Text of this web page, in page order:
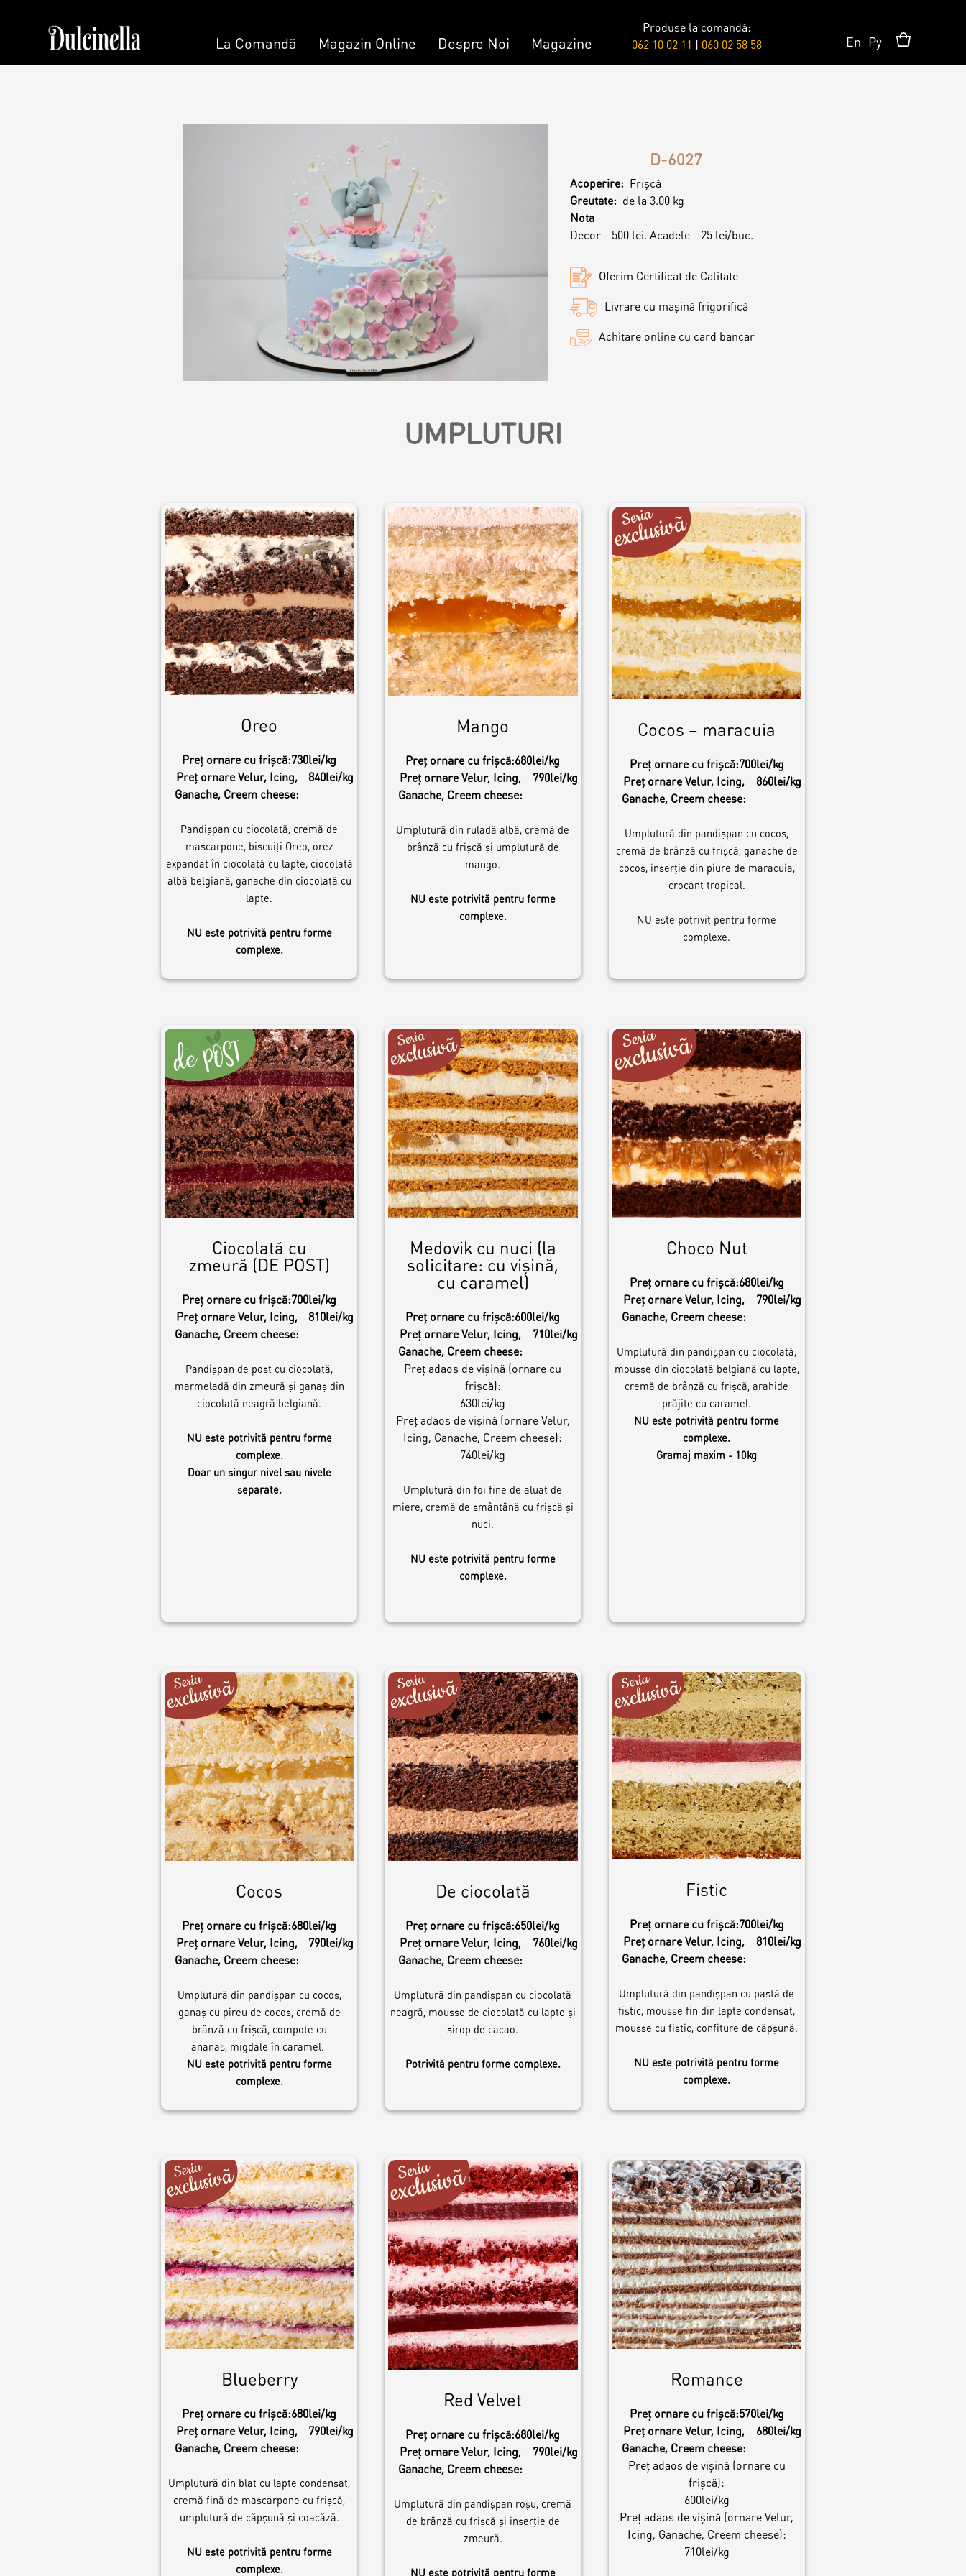
La Comandă
Bento cake
Colaci
Umpluturi
Candy Bar
Biscuiți personalizați
Magazin Online
Torturi
Prăjituri
Bomboane
Despre Noi Magazine
Produse la comandă:
062 10 02 11 | 060 02 58 58 En Ру
D-6027
Acoperire: Frişcă
Greutate: de la 3.00 kg
Nota
Decor - 500 lei. Acadele - 25 lei/buc.
Oferim Certificat de Calitate
Livrare cu mașină frigorifică
Achitare online cu card bancar
UMPLUTURI
Oreo
Preț ornare cu frișcă:730lei/kg
Preț ornare Velur, Icing,
Ganache, Creem cheese:
840lei/kg
Pandișpan cu ciocolată, cremă de
mascarpone, biscuiți Oreo, orez
expandat în ciocolată cu lapte, ciocolată
albă belgiană, ganache din ciocolată cu
lapte.
NU este potrivită pentru forme
complexe.
Mango
Preț ornare cu frișcă:680lei/kg
Preț ornare Velur, Icing,
Ganache, Creem cheese:
790lei/kg
Umplutură din ruladă albă, cremă de
brânză cu frişcă şi umplutură de
mango.
NU este potrivită pentru forme
complexe.
Cocos – maracuia
Preț ornare cu frișcă:700lei/kg
Preț ornare Velur, Icing,
Ganache, Creem cheese:
860lei/kg
Umplutură din pandișpan cu cocos,
cremă de brânză cu frișcă, ganache de
cocos, inserție din piure de maracuia,
crocant tropical.
NU este potrivit pentru forme
complexe.
Ciocolată cu
zmeură (DE POST)
Preț ornare cu frișcă:700lei/kg
Preț ornare Velur, Icing,
Ganache, Creem cheese:
810lei/kg
Pandișpan de post cu ciocolată,
marmeladă din zmeură și ganaș din
ciocolată neagră belgiană.
NU este potrivită pentru forme
complexe.
Doar un singur nivel sau nivele
separate.
Medovik cu nuci (la
solicitare: cu vișină,
cu caramel)
Preț ornare cu frișcă:600lei/kg
Preț ornare Velur, Icing,
Ganache, Creem cheese:
710lei/kg
Preț adaos de vișină (ornare cu
frișcă):
630lei/kg
Preț adaos de vișină (ornare Velur,
Icing, Ganache, Creem cheese):
740lei/kg
Umplutură din foi fine de aluat de
miere, cremă de smântână cu frișcă și
nuci.
NU este potrivită pentru forme
complexe.
Choco Nut
Preț ornare cu frișcă:680lei/kg
Preț ornare Velur, Icing,
Ganache, Creem cheese:
790lei/kg
Umplutură din pandișpan cu ciocolată,
mousse din ciocolată belgiană cu lapte,
cremă de brânză cu frișcă, arahide
prăjite cu caramel.
NU este potrivită pentru forme
complexe.
Gramaj maxim - 10kg
Cocos
Preț ornare cu frișcă:680lei/kg
Preț ornare Velur, Icing,
Ganache, Creem cheese:
790lei/kg
Umplutură din pandișpan cu cocos,
ganaș cu pireu de cocos, cremă de
brânză cu frișcă, compote cu
ananas, migdale în caramel.
NU este potrivită pentru forme
complexe.
De ciocolată
Preț ornare cu frișcă:650lei/kg
Preț ornare Velur, Icing,
Ganache, Creem cheese:
760lei/kg
Umplutură din pandișpan cu ciocolată
neagră, mousse de ciocolată cu lapte și
sirop de cacao.
Potrivită pentru forme complexe.
Fistic
Preț ornare cu frișcă:700lei/kg
Preț ornare Velur, Icing,
Ganache, Creem cheese:
810lei/kg
Umplutură din pandișpan cu pastă de
fistic, mousse fin din lapte condensat,
mousse cu fistic, confiture de căpșună.
NU este potrivită pentru forme
complexe.
Blueberry
Preț ornare cu frișcă:680lei/kg
Preț ornare Velur, Icing,
Ganache, Creem cheese:
790lei/kg
Umplutură din blat cu lapte condensat,
cremă fină de mascarpone cu frișcă,
umplutură de căpșună și coacăză.
NU este potrivită pentru forme
complexe.
Red Velvet
Preț ornare cu frișcă:680lei/kg
Preț ornare Velur, Icing,
Ganache, Creem cheese:
790lei/kg
Umplutură din pandișpan roșu, cremă
de brânză cu frișcă și inserție de
zmeură.
NU este potrivită pentru forme
Romance
Preț ornare cu frișcă:570lei/kg
Preț ornare Velur, Icing,
Ganache, Creem cheese:
680lei/kg
Preț adaos de vișină (ornare cu
frișcă):
600lei/kg
Preț adaos de vișină (ornare Velur,
Icing, Ganache, Creem cheese):
710lei/kg